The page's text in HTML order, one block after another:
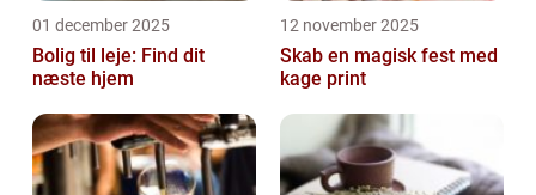
01 december 2025
Bolig til leje: Find dit
næste hjem
12 november 2025
Skab en magisk fest med
kage print